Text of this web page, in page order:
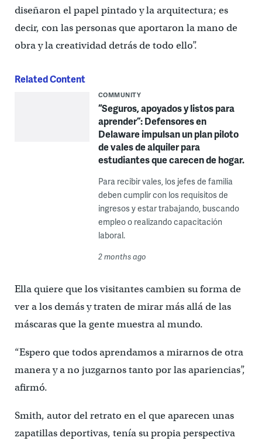
diseñaron el papel pintado y la arquitectura; es
decir, con las personas que aportaron la mano de
obra y la creatividad detrás de todo ello”.
Related Content
COMMUNITY
“Seguros, apoyados y listos para
aprender”: Defensores en
Delaware impulsan un plan piloto
de vales de alquiler para
estudiantes que carecen de hogar.
Para recibir vales, los jefes de familia
deben cumplir con los requisitos de
ingresos y estar trabajando, buscando
empleo o realizando capacitación
laboral.
2 months ago
Ella quiere que los visitantes cambien su forma de
ver a los demás y traten de mirar más allá de las
máscaras que la gente muestra al mundo.
“Espero que todos aprendamos a mirarnos de otra
manera y a no juzgarnos tanto por las apariencias”,
afirmó.
Smith, autor del retrato en el que aparecen unas
zapatillas deportivas, tenía su propia perspectiva